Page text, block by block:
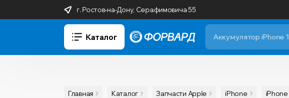
г. Ростов-на-Дону, Серафимовича 55
Каталог
Главная Каталог Запчасти Apple iPhone iPhone